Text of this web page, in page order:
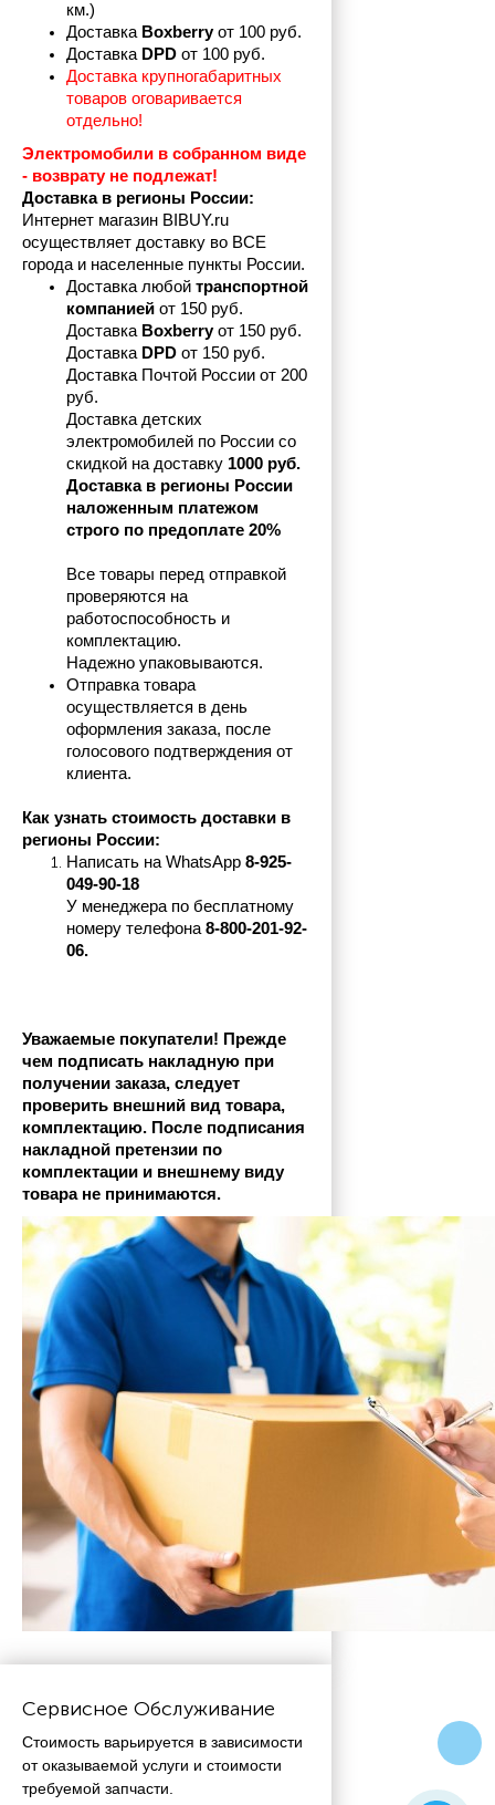
км.)
Доставка Boxberry от 100 руб.
Доставка DPD от 100 руб.
Доставка крупногабаритных
товаров оговаривается
отдельно!
Электромобили в собранном виде
- возврату не подлежат!
Доставка в регионы России:
Интернет магазин BIBUY.ru
осуществляет доставку во ВСЕ
города и населенные пункты России.
Доставка любой транспортной
компанией от 150 руб.
Доставка Boxberry от 150 руб.
Доставка DPD от 150 руб.
Доставка Почтой России от 200
руб.
Доставка детских
электромобилей по России со
скидкой на доставку 1000 руб.
Доставка в регионы России
наложенным платежом
строго по предоплате 20%
Все товары перед отправкой
проверяются на
работоспособность и
комплектацию.
Надежно упаковываются.
Отправка товара
осуществляется в день
оформления заказа, после
голосового подтверждения от
клиента.
Как узнать стоимость доставки в
регионы России:
Написать на WhatsApp 8-925-
049-90-18
У менеджера по бесплатному
номеру телефона 8-800-201-92-
06.
Уважаемые покупатели! Прежде
чем подписать накладную при
получении заказа, следует
проверить внешний вид товара,
комплектацию. После подписания
накладной претензии по
комплектации и внешнему виду
товара не принимаются.
Сервисное Обслуживание
Стоимость варьируется в зависимости
от оказываемой услуги и стоимости
требуемой запчасти.